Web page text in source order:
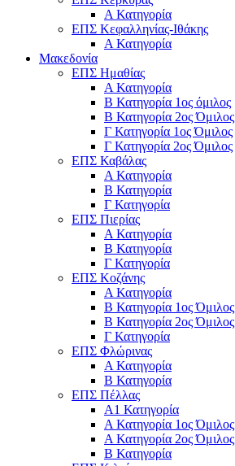
A Κατηγορία
ΕΠΣ Κεφαλληνίας-Ιθάκης
Α Κατηγορία
Μακεδονία
ΕΠΣ Ημαθίας
Α Κατηγορία
Β Κατηγορία 1ος όμιλος
Β Κατηγορία 2ος Όμιλος
Γ Κατηγορία 1ος Όμιλος
Γ Κατηγορία 2ος Όμιλος
ΕΠΣ Καβάλας
Α Κατηγορία
Β Κατηγορία
Γ Κατηγορία
ΕΠΣ Πιερίας
Α Κατηγορία
Β Κατηγορία
Γ Κατηγορία
ΕΠΣ Κοζάνης
Α Κατηγορία
Β Κατηγορία 1ος Όμιλος
Β Κατηγορία 2ος Όμιλος
Γ Κατηγορία
ΕΠΣ Φλώρινας
Α Κατηγορία
Β Κατηγορία
ΕΠΣ Πέλλας
Α1 Κατηγορία
Α Κατηγορία 1ος Όμιλος
Α Κατηγορία 2ος Όμιλος
Β Κατηγορία